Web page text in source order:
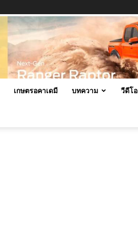
เกษตรอคาเดมี บทความ วีดีโอ